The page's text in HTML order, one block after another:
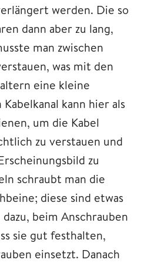
werden. Die so
dann aber zu lang,
man zwischen
was mit den
eine kleine
kann hier als
um die Kabel
zu verstauen und
zu
schraubt man die
diese sind etwas
beim Anschrauben
sie gut festhalten,
einsetzt. Danach